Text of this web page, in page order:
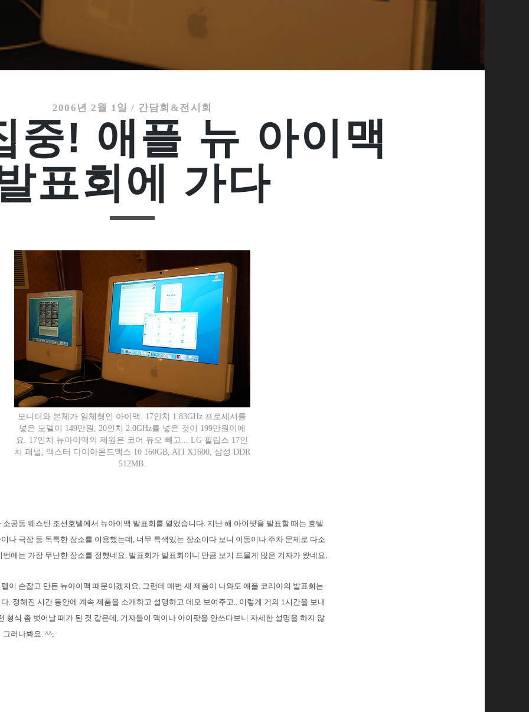
2006년 2월 1일 / 간담회&전시회
중! 애플 뉴 아이맥
표회에 가다
모니터와 본체가 일체형인 아이맥. 17인치 1.83GHz 프로세서를
넣은 모델이 149만원, 20인치 2.0GHz를 넣은 것이 199만원이에
요. 17인치 뉴아이맥의 제원은 코어 듀오 빼고... LG 필립스 17인
치 패널, 맥스터 다이아몬드맥스 10 160GB, ATI X1600, 삼성 DDR
512MB.
소공동 웨스틴 조선호텔에서 뉴아이맥 발표회를 열었습니다. 지난 해 아이팟을 발표할 때는 호텔
나 극장 등 독특한 장소를 이용했는데, 너무 특색있는 장소이다 보니 이동이나 주차 문제로 다소
에는 가장 무난한 장소를 정했네요. 발표회가 발표회이니 만큼 보기 드물게 많은 기자가 왔네요.
이 손잡고 만든 뉴아이맥 때문이겠지요. 그런데 매번 새 제품이 나와도 애플 코리아의 발표회는
. 정해진 시간 동안에 계속 제품을 소개하고 설명하고 데모 보여주고.. 이렇게 거의 1시간을 보내
형식 좀 벗어날 때가 된 것 같은데, 기자들이 맥이나 아이팟을 안쓰다보니 자세한 설명을 하지 않
그러나봐요. ^^;